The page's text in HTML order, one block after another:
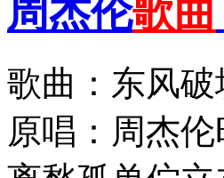
周杰伦歌曲
歌曲：东风
原唱：周杰